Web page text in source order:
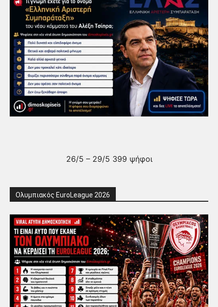
26/5 – 29/5 399 ψήφοι
Ολυμπιακός EuroLeague 2026